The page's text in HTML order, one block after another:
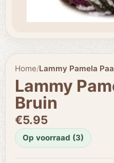
Home/Lammy Pamela
Lammy
Bruin
€5.95
Op voorraad (3)